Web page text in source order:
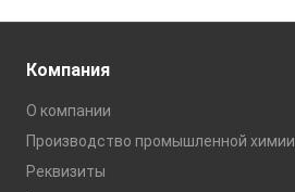
Компания
О компании
Производство промышленной химии
Реквизиты